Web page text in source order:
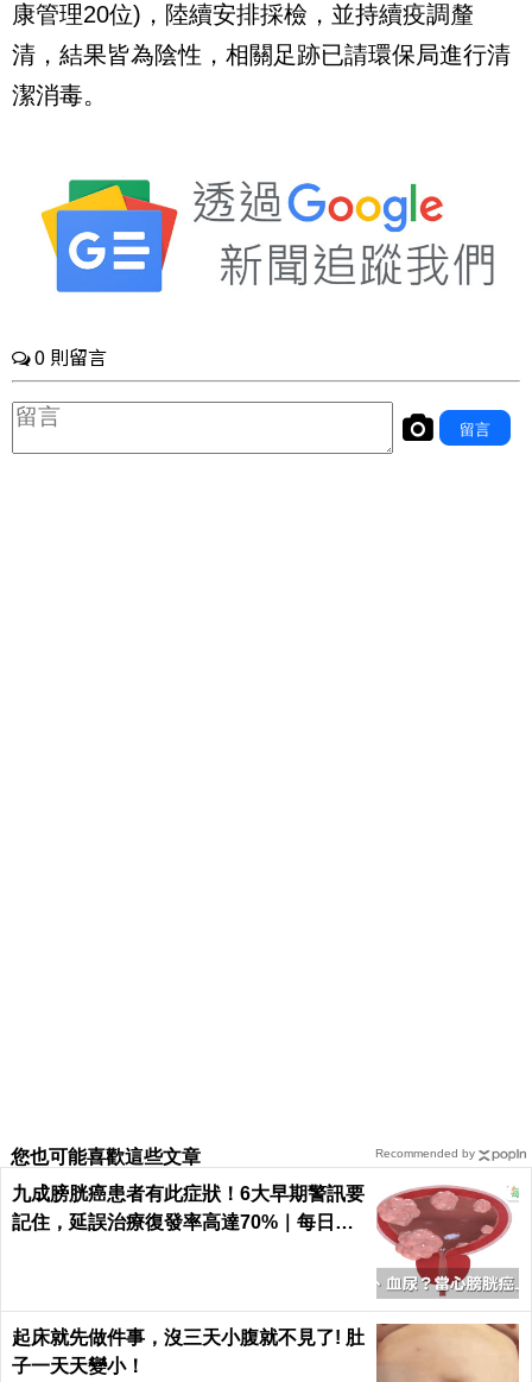
康管理20位)，陸續安排採檢，並持續疫調釐
清，結果皆為陰性，相關足跡已請環保局進行清
潔消毒。
您也可能喜歡這些文章
九成膀胱癌患者有此症狀！6大早期警訊要
記住，延誤治療復發率高達70%｜每日健
起床就先做件事，沒三天小腹就不見了! 肚
子一天天變小！
Recommended by